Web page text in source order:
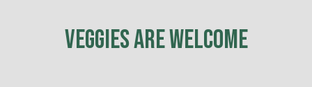
VEGGIES ARE WELCOME